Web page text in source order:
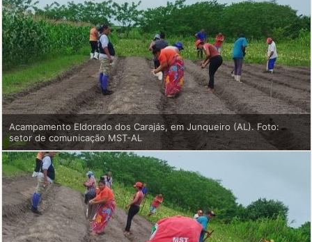
Acampamento Eldorado dos Carajás, em Junqueiro (AL). Foto:
setor de comunicação MST-AL